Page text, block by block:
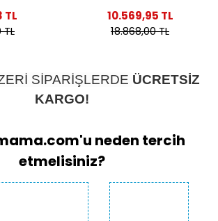
TL
10.569,95 TL
18.868,00 TL
SİPARİŞLERDE ÜCRETSİZ
KARGO!
neden tercih
etmelisiniz?